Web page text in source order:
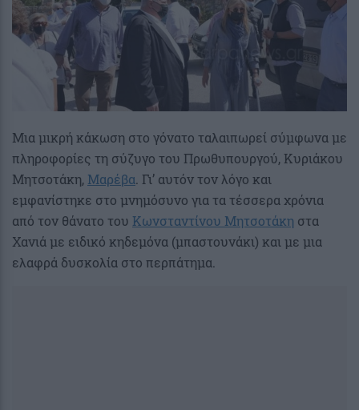
Μια μικρή κάκωση στο γόνατο ταλαιπωρεί σύμφωνα με
πληροφορίες τη σύζυγο του Πρωθυπουργού, Κυριάκου
Μητσοτάκη, Μαρέβα. Γι’ αυτόν τον λόγο και
εμφανίστηκε στο μνημόσυνο για τα τέσσερα χρόνια
από τον θάνατο του Κωνσταντίνου Μητσοτάκη στα
Χανιά με ειδικό κηδεμόνα (μπαστουνάκι) και με μια
ελαφρά δυσκολία στο περπάτημα.